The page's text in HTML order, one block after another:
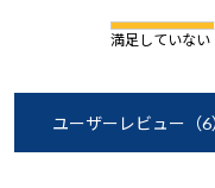
満足していない
ユーザーレビュー （6